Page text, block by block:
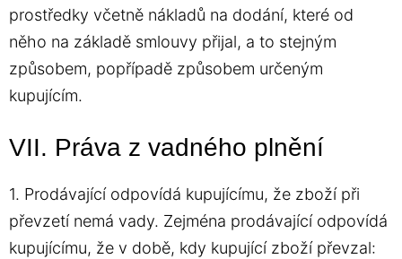
prostředky včetně nákladů na dodání, které od
něho na základě smlouvy přijal, a to stejným
způsobem, popřípadě způsobem určeným
kupujícím.
VII. Práva z vadného plnění
1. Prodávající odpovídá kupujícímu, že zboží při
převzetí nemá vady. Zejména prodávající odpovídá
kupujícímu, že v době, kdy kupující zboží převzal: